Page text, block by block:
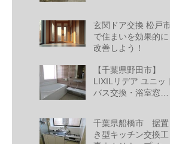
玄関ドア交換 松戸市
で住まいを効果的に
改善しよう！
6月10日
【千葉県野田市】
LIXILリデア ユニット
バス交換・浴室窓改
千葉県船橋市 据置
き型キッチン交換工